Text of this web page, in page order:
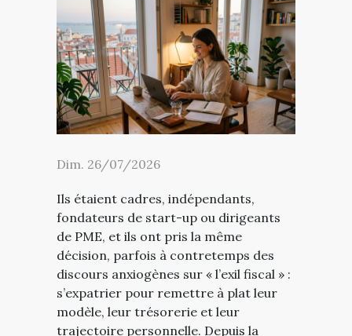
Dim. 26/07/2026
Ils étaient cadres, indépendants,
fondateurs de start-up ou dirigeants
de PME, et ils ont pris la même
décision, parfois à contretemps des
discours anxiogènes sur « l’exil fiscal » :
s’expatrier pour remettre à plat leur
modèle, leur trésorerie et leur
trajectoire personnelle. Depuis la